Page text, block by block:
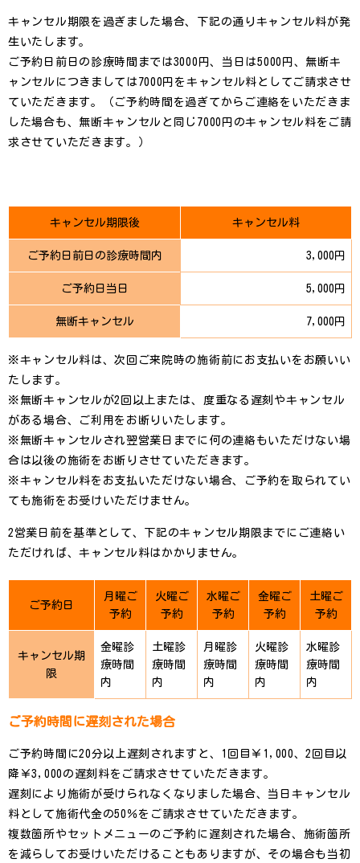
キャンセル期限を過ぎました場合、下記の通りキャンセル料が発
生いたします。
ご予約日前日の診療時間までは3000円、当日は5000円、無断キ
ャンセルにつきましては7000円をキャンセル料としてご請求させ
ていただきます。（ご予約時間を過ぎてからご連絡をいただきま
した場合も、無断キャンセルと同じ7000円のキャンセル料をご請
求させていただきます。）
キャンセル期限後 キャンセル料
ご予約日前日の診療時間内 3,000円
ご予約日当日 5,000円
無断キャンセル 7,000円
※キャンセル料は、次回ご来院時の施術前にお支払いをお願いい
たします。
※無断キャンセルが2回以上または、度重なる遅刻やキャンセル
がある場合、ご利用をお断りいたします。
※無断キャンセルされ翌営業日までに何の連絡もいただけない場
合は以後の施術をお断りさせていただきます。
※キャンセル料をお支払いただけない場合、ご予約を取られてい
ても施術をお受けいただけません。
2営業日前を基準として、下記のキャンセル期限までにご連絡い
ただければ、キャンセル料はかかりません。
ご予約日
月曜ご
予約
火曜ご
予約
水曜ご
予約
金曜ご
予約
土曜ご
予約
キャンセル期
限
金曜診
療時間
内
土曜診
療時間
内
月曜診
療時間
内
火曜診
療時間
内
水曜診
療時間
内
ご予約時間に遅刻された場合
ご予約時間に20分以上遅刻されますと、1回目￥1,000、2回目以
降￥3,000の遅刻料をご請求させていただきます。
遅刻により施術が受けられなくなりました場合、当日キャンセル
料として施術代金の50％をご請求させていただきます。
複数箇所やセットメニューのご予約に遅刻された場合、施術箇所
を減らしてお受けいただけることもありますが、その場合も当初